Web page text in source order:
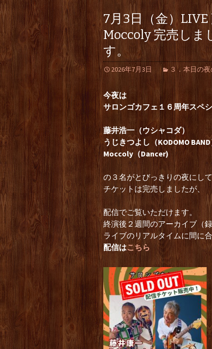
7月3日（金）
Moccoly 完売しま
す。
2026年7月3日 ３．本日の
今夜は
サロンゴカフェ１６周年スペ
藤井浩一（ウシャコダ）
うじきつよし（KODOMO BAND
Moccoly（Dancer)
の３名がとびっきりの夜にして
チケットは完売しましたが、
配信でご覧いただけます。
終演後２週間のアーカイブ（
ライブのリアルタイムに間に
配信はこちら